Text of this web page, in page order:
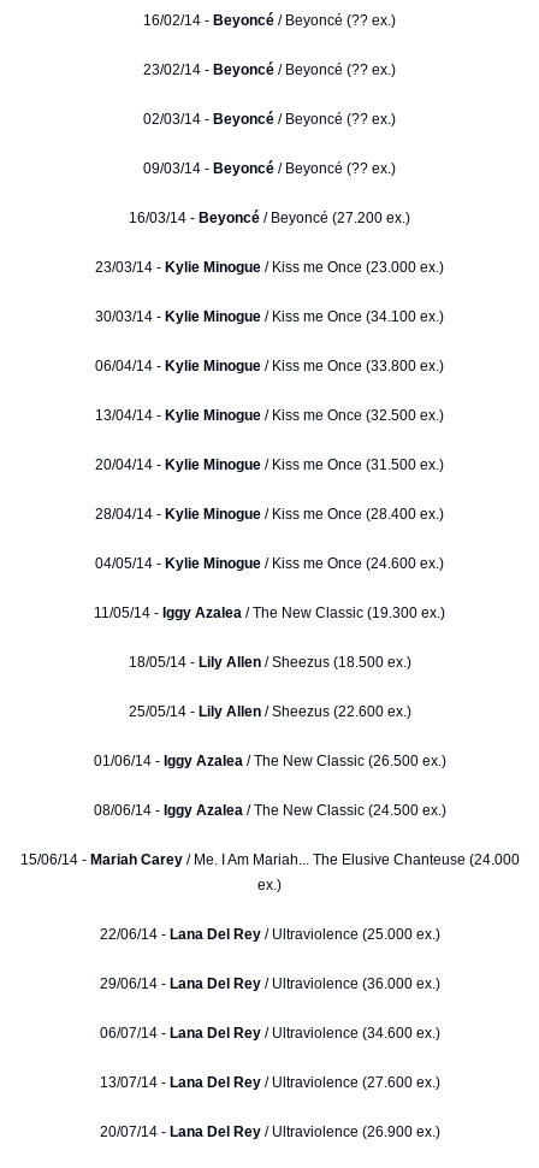
16/02/14 - Beyoncé / Beyoncé (?? ex.)
23/02/14 - Beyoncé / Beyoncé (?? ex.)
02/03/14 - Beyoncé / Beyoncé (?? ex.)
09/03/14 - Beyoncé / Beyoncé (?? ex.)
16/03/14 - Beyoncé / Beyoncé (27.200 ex.)
23/03/14 - Kylie Minogue / Kiss me Once (23.000 ex.)
30/03/14 - Kylie Minogue / Kiss me Once (34.100 ex.)
06/04/14 - Kylie Minogue / Kiss me Once (33.800 ex.)
13/04/14 - Kylie Minogue / Kiss me Once (32.500 ex.)
20/04/14 - Kylie Minogue / Kiss me Once (31.500 ex.)
28/04/14 - Kylie Minogue / Kiss me Once (28.400 ex.)
04/05/14 - Kylie Minogue / Kiss me Once (24.600 ex.)
11/05/14 - Iggy Azalea / The New Classic (19.300 ex.)
18/05/14 - Lily Allen/ Sheezus (18.500 ex.)
25/05/14 - Lily Allen/ Sheezus (22.600 ex.)
01/06/14 - Iggy Azalea/ The New Classic (26.500 ex.)
08/06/14 - Iggy Azalea/ The New Classic (24.500 ex.)
15/06/14 - Mariah Carey/ Me. I Am Mariah... The Elusive Chanteuse (24.000
ex.)
22/06/14 - Lana Del Rey/ Ultraviolence (25.000 ex.)
29/06/14 - Lana Del Rey / Ultraviolence (36.000 ex.)
06/07/14 - Lana Del Rey/ Ultraviolence (34.600 ex.)
13/07/14 -Lana Del Rey / Ultraviolence (27.600 ex.)
20/07/14 -Lana Del Rey/ Ultraviolence (26.900 ex.)